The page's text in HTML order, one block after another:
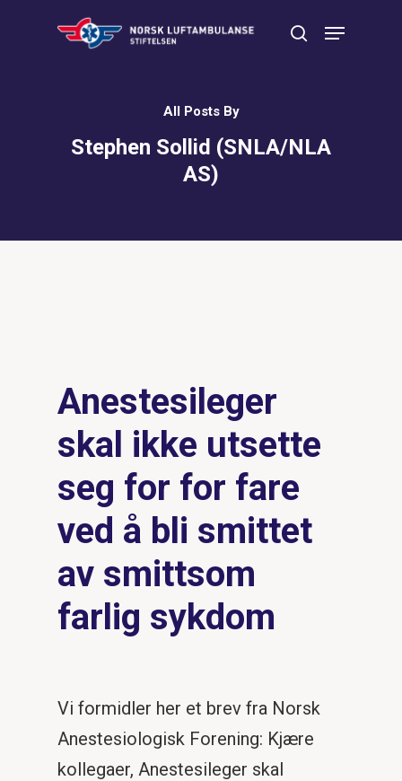
All Posts By
Stephen Sollid (SNLA/NLA
AS)
Anestesileger
skal ikke utsette
seg for for fare
ved å bli smittet
av smittsom
farlig sykdom
Vi formidler her et brev fra Norsk
Anestesiologisk Forening: Kjære
kollegaer, Anestesileger skal